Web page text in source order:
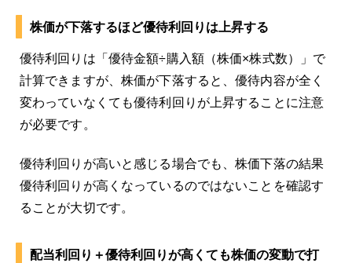
株価が下落するほど優待利回りは上昇する
優待利回りは「優待金額÷購入額（株価×株式数）」で
計算できますが、株価が下落すると、優待内容が全く
変わっていなくても優待利回りが上昇することに注意
が必要です。
優待利回りが高いと感じる場合でも、株価下落の結果
優待利回りが高くなっているのではないことを確認す
ることが大切です。
配当利回り＋優待利回りが高くても株価の変動で打